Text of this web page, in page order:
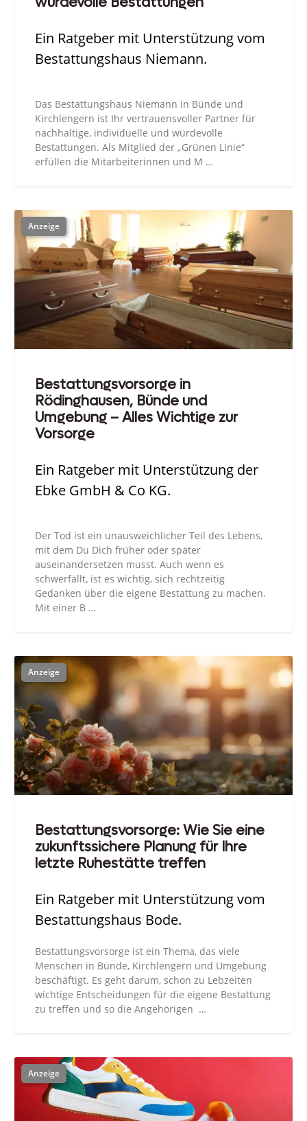
Ein Ratgeber mit Unterstützung vom
Bestattungshaus Niemann.
Das Bestattungshaus Niemann in Bünde und
Kirchlengern ist Ihr vertrauensvoller Partner für
nachhaltige, individuelle und würdevolle
Bestattungen. Als Mitglied der „Grünen Linie“
erfüllen die Mitarbeiterinnen und M …
Bestattungsvorsorge in
Rödinghausen, Bünde und
Umgebung – Alles Wichtige zur
Vorsorge
Ein Ratgeber mit Unterstützung der
Ebke GmbH & Co KG.
Der Tod ist ein unausweichlicher Teil des Lebens,
mit dem Du Dich früher oder später
auseinandersetzen musst. Auch wenn es
schwerfällt, ist es wichtig, sich rechtzeitig
Gedanken über die eigene Bestattung zu machen.
Mit einer B …
Bestattungsvorsorge: Wie Sie eine
zukunftssichere Planung für Ihre
letzte Ruhestätte treffen
Ein Ratgeber mit Unterstützung vom
Bestattungshaus Bode.
Bestattungsvorsorge ist ein Thema, das viele
Menschen in Bünde, Kirchlengern und Umgebung
beschäftigt. Es geht darum, schon zu Lebzeiten
wichtige Entscheidungen für die eigene Bestattung
zu treffen und so die Angehörigen …